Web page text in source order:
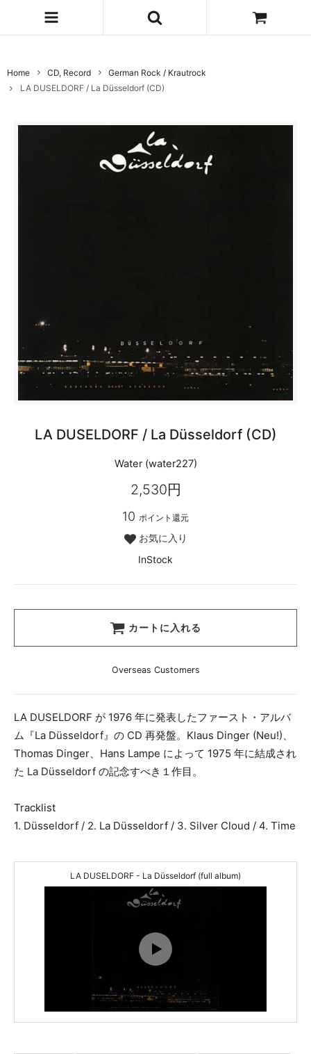
Home CD, Record
German Rock / Krautrock
LA DUSELDORF / La Düsseldorf (CD)
LA DUSELDORF / La Düsseldorf (CD)
Water (water227)
2,530円
10 ポイント還元
お気に入り
InStock
カートに入れる
Overseas Customers
LA DUSELDORF が 1976 年に発表したファースト・アルバ
ム『La Düsseldorf』の CD 再発盤。Klaus Dinger (Neu!)、
Thomas Dinger、Hans Lampe によって 1975 年に結成され
た La Düsseldorf の記念すべき１作目。
Tracklist
1. Düsseldorf / 2. La Düsseldorf / 3. Silver Cloud / 4. Time
LA DUSELDORF - La Düsseldorf (full album)